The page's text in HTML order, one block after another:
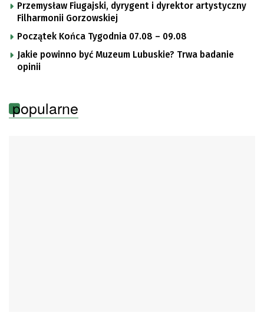
Przemysław Fiugajski, dyrygent i dyrektor artystyczny
Filharmonii Gorzowskiej
Początek Końca Tygodnia 07.08 – 09.08
Jakie powinno być Muzeum Lubuskie? Trwa badanie
opinii
popularne